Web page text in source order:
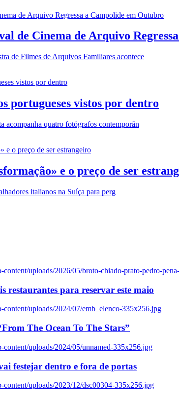
de Cinema de Arquivo
de Filmes de Arquivos Familiares acontece
portugueses vistos por dentro
acompanha quatro fotógrafos contemporân
e o preço de ser
italianos na Suíça para perg
uploads/2026/05/broto-chiado-prato-pedro-
restaurantes para reservar este maio
uploads/2024/07/emb_elenco-335x256.jpg
The Ocean To The Stars”
uploads/2024/05/unnamed-335x256.jpg
festejar dentro e fora de portas
uploads/2023/12/dsc00304-335x256.jpg